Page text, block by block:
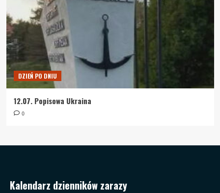
DZIEŃ PO DNIU
12.07. Popisowa Ukraina
0
Kalendarz dzienników zarazy